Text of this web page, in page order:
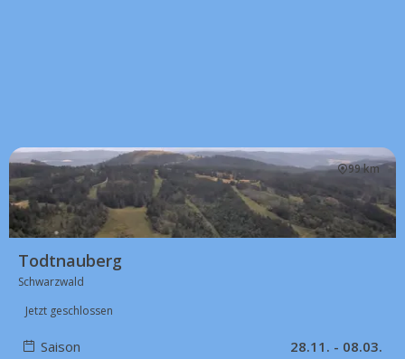
99 km
Todtnauberg
Schwarzwald
Jetzt geschlossen
Saison
28.11. - 08.03.